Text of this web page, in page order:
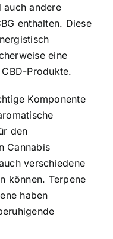
auch andere
enthalten. Diese
eine
Produkte.
Komponente
den
Cannabis
verschiedene
können. Terpene
haben